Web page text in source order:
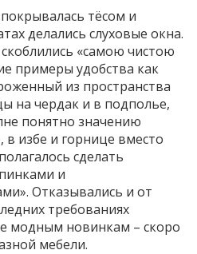
тёсом и
делались слуховые окна.
«самою чистою
примеры удобства как
из пространства
на чердак и в подполье,
понятно значению
в избе и горнице вместо
сделать
и
Отказывались и от
требованиях
модным новинкам – скоро
мебели.